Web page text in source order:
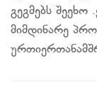
გეგმებს შეეხო
მიმდინარე